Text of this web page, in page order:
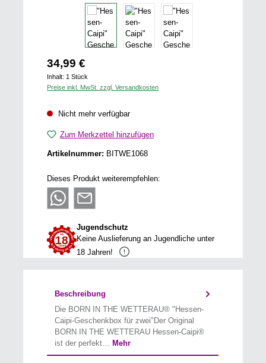
Regulärer Preis:
34,99 €
Inhalt: 1 Stück
Preise inkl. MwSt. zzgl. Versandkosten
Nicht mehr verfügbar
Zum Merkzettel hinzufügen
Artikelnummer: BITWE1068
Dieses Produkt weiterempfehlen:
Jugendschutz
Keine Auslieferung an Jugendliche unter
18 Jahren!
Beschreibung
Die BORN IN THE WETTERAU® "Hessen-
Caipi-Geschenkbox für zwei"Der Original
BORN IN THE WETTERAU Hessen-Caipi®
ist der perfekt… Mehr